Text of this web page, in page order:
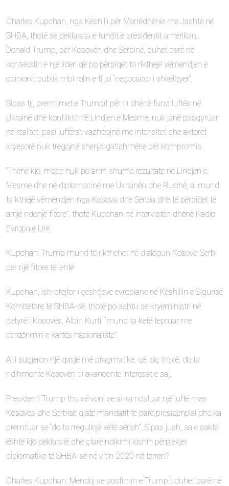
Charles Kupchan, nga Këshilli për Marrëdhënie me Jashtë në
SHBA, thotë se deklarata e fundit e presidentit amerikan,
Donald Trump, për Kosovën dhe Serbinë, duhet parë në
kontekstin e një lideri që po përpiqet ta rikthejë vëmendjen e
opinionit publik mbi rolin e tij si “negociator i shkëlqyer”.
Sipas tij, premtimet e Trumpit për t’i dhënë fund luftës në
Ukrainë dhe konfliktit në Lindjen e Mesme, nuk janë pasqyruar
në realitet, pasi luftërat vazhdojnë me intensitet dhe aktorët
kryesorë nuk tregojnë shenja gatishmërie për kompromis.
“Thënë kjo, meqë nuk po arrin shumë rezultate në Lindjen e
Mesme dhe në diplomacinë me Ukrainën dhe Rusinë, ai mund
ta kthejë vëmendjen nga Kosova dhe Serbia dhe të përpiqet të
arrijë ndonjë fitore”, thotë Kupchan në intervistën dhënë Radio
Evropa e Lirë.
Kupchan: Trump mund të rikthehet në dialogun Kosovë-Serbi
për një fitore të lehtë
Kupchan, ish-drejtor i çështjeve evropiane në Këshillin e Sigurisë
Kombëtare të SHBA-së, thotë po ashtu se kryeministri në
detyrë i Kosovës, Albin Kurti, “mund ta ketë tepruar me
përdorimin e kartës nacionaliste”.
Ai i sugjeron një qasje më pragmatike, që, siç thotë, do ta
ndihmonte Kosovën t’i avanconte interesat e saj.
Presidenti Trump tha së voni se ai ka ndaluar një luftë mes
Kosovës dhe Serbisë gjatë mandatit të parë presidencial dhe ka
premtuar se “do ta rregullojë këtë sërish”. Sipas jush, sa e saktë
është kjo deklaratë dhe çfarë ndikimi kishin përpjekjet
diplomatike të SHBA-së në vitin 2020 në terren?
Charles Kupchan: Mendoj se postimin e Trumpit duhet parë në